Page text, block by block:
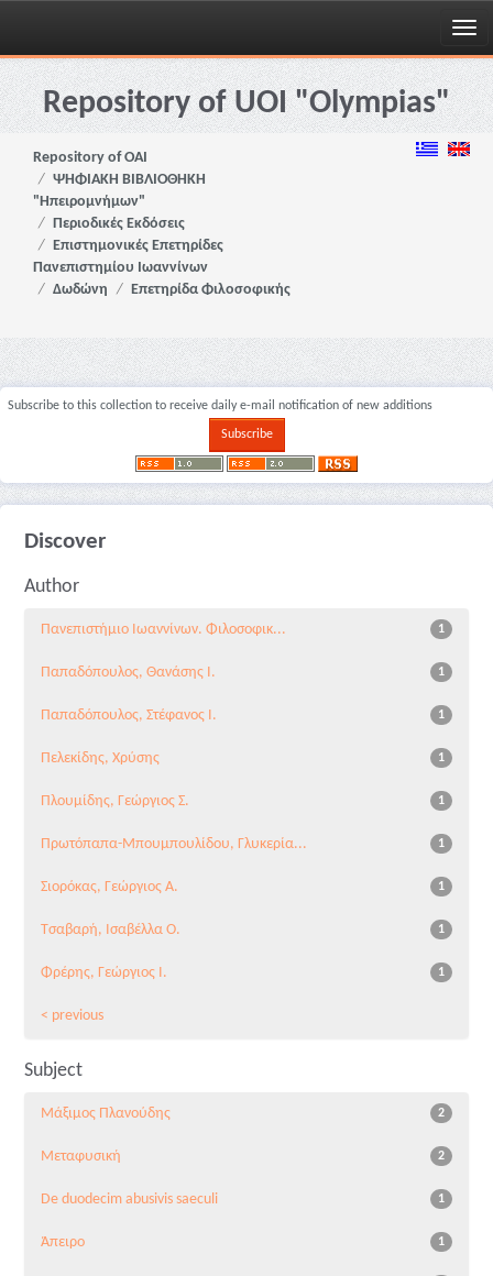
Skip
navigationRepository of UOI "Olympias"
Repository of OAI
ΨΗΦΙΑΚΗ ΒΙΒΛΙΟΘΗΚΗ
"Ηπειρομνήμων"
Περιοδικές Εκδόσεις
Επιστημονικές Επετηρίδες
Πανεπιστημίου Ιωαννίνων
Δωδώνη
Επετηρίδα Φιλοσοφικής
Subscribe to this collection to receive daily e-mail notification of new additions
Discover
Author
1
Πανεπιστήμιο Ιωαννίνων. Φιλοσοφικ...
1
Παπαδόπουλος, Θανάσης Ι.
1
Παπαδόπουλος, Στέφανος Ι.
1
Πελεκίδης, Χρύσης
1
Πλουμίδης, Γεώργιος Σ.
1
Πρωτόπαπα-Μπουμπουλίδου, Γλυκερία...
1
Σιορόκας, Γεώργιος Α.
1
Τσαβαρή, Ισαβέλλα Ο.
1
Φρέρης, Γεώργιος Ι.
< previous
Subject
2
Μάξιμος Πλανούδης
2
Μεταφυσική
1
De duodecim abusivis saeculi
1
Άπειρο